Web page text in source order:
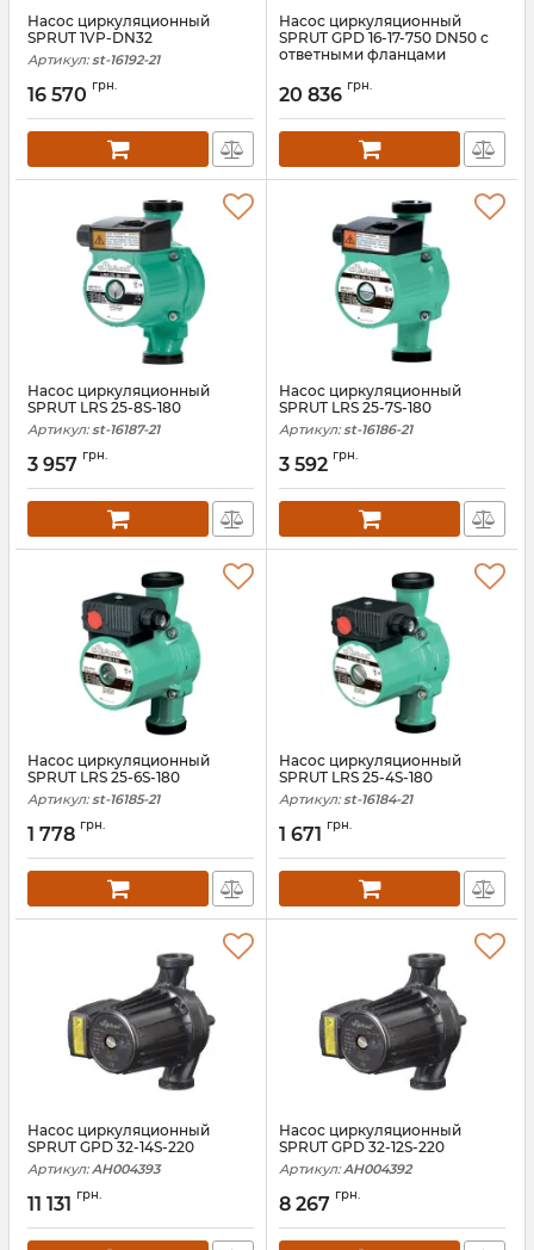
Насос циркуляционный
SPRUT 1VP-DN32
Артикул: st-16192-21
16 570 грн.
Насос циркуляционный
SPRUT GPD 16-17-750 DN50 с
ответными фланцами
20 836 грн.
Насос циркуляционный
SPRUT LRS 25-8S-180
Артикул: st-16187-21
3 957 грн.
Насос циркуляционный
SPRUT LRS 25-7S-180
Артикул: st-16186-21
3 592 грн.
Насос циркуляционный
SPRUT LRS 25-6S-180
Артикул: st-16185-21
1 778 грн.
Насос циркуляционный
SPRUT LRS 25-4S-180
Артикул: st-16184-21
1 671 грн.
Насос циркуляционный
SPRUT GPD 32-14S-220
Артикул: AH004393
11 131 грн.
Насос циркуляционный
SPRUT GPD 32-12S-220
Артикул: AH004392
8 267 грн.